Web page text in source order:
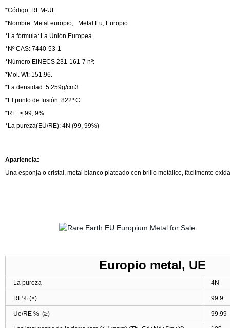
*Código: REM-UE
*Nombre: Metal europio, Metal Eu, Europio
*La fórmula: La Unión Europea
*Nº CAS: 7440-53-1
*Número EINECS 231-161-7 nº:
*Mol. Wt: 151.96.
*La densidad: 5.259g/cm3
*El punto de fusión: 822º C.
*RE: ≥ 99, 9%
*La pureza(EU/RE): 4N (99, 99%)
Apariencia:
Una esponja o cristal, metal blanco plateado con brillo metálico, fácilmente
Europio metal, UE
La pureza 4N
RE% (≥) 99.9
Ue/RE % (≥) 99.99